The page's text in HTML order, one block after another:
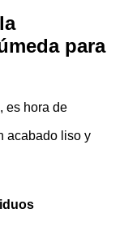
para
es hora de
acabado liso y